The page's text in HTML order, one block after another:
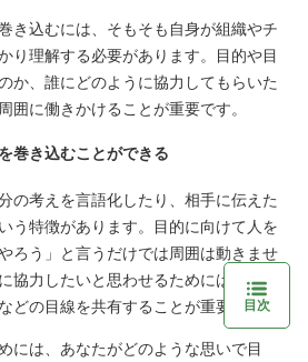
き込むには、そもそも自身が組織やチ
り理解する必要があります。目的や目
か、誰にどのように協力してもらいた
囲に働きかけることが重要です。
巻き込むことができる
の考えを言語化したり、相手に伝えた
う特徴があります。目的に向けて人を
ろう」と言うだけでは周囲は動きませ
協力したいと思わせるためには、目
どの目線を共有することが重要です。
には、あなたがどのような思いで目
目次